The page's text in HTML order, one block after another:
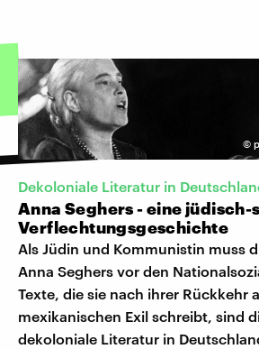
©
Dekoloniale Literatur in
Anna Seghers - eine jüdisch-
Verflechtungsgeschichte
Als Jüdin und Kommunistin muss
Anna Seghers vor den
Texte, die sie nach ihrer Rückkehr
mexikanischen Exil schreibt, sind
dekoloniale Literatur in